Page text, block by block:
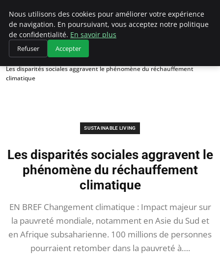
Climategatecountryclub.com
Accueil
Sustainable Living
Les disparités sociales aggravent le phénomène du réchauffement
climatique
SUSTAINABLE LIVING
Les disparités sociales aggravent le
phénomène du réchauffement
climatique
EN BREF Changement climatique : Impact majeur sur
la pauvreté mondiale, notamment en Asie du Sud et
en Afrique subsaharienne. 100 millions de personnes
pourraient retomber dans la pauvreté à….
Nous utilisons des cookies pour améliorer votre expérience
de navigation. En poursuivant, vous acceptez notre politique
de confidentialité. En savoir plus
Refuser Accepter